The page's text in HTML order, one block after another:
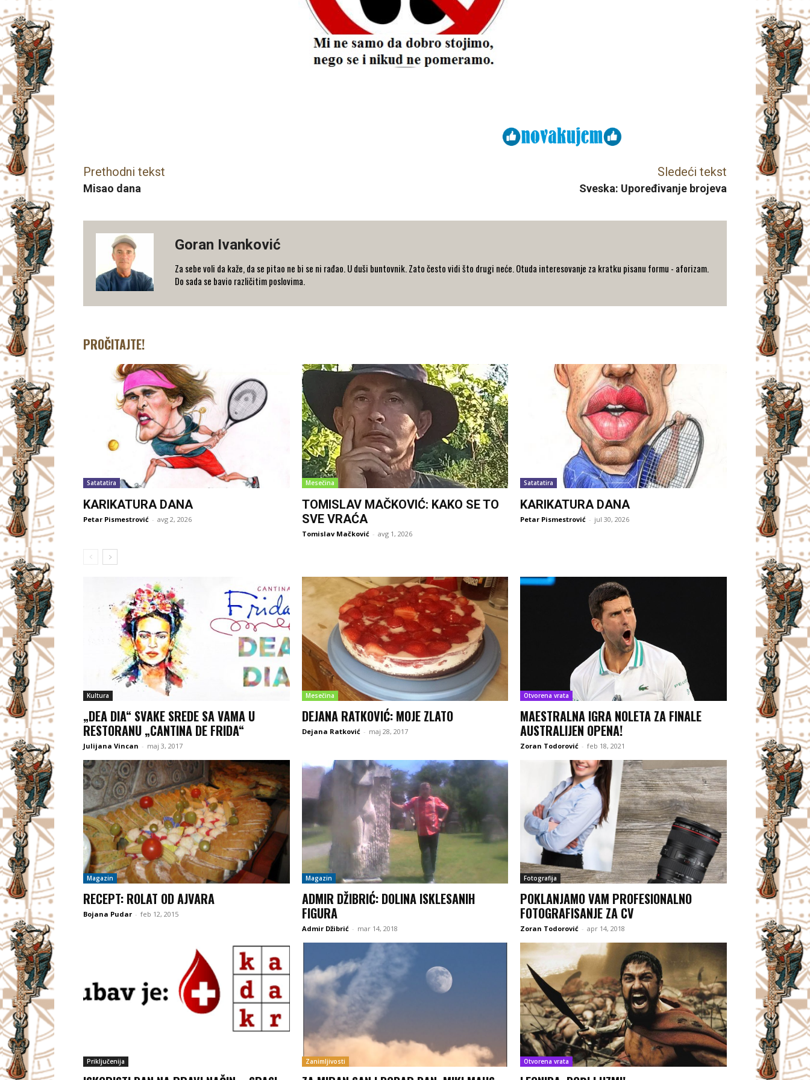
Prethodni tekst
Misao dana
Sledeći tekst
Sveska: Upoređivanje brojeva
Goran Ivanković
Za sebe voli da kaže, da se pitao ne bi se ni rađao. U duši buntovnik. Zato često vidi što drugi neće. Otuda interesovanje za kratku pisanu formu - aforizam.
Do sada se bavio različitim poslovima.
PROČITAJTE!
Satatatira
KARIKATURA DANA
Petar Pismestrović - avg 2, 2026
Mesečina
TOMISLAV MAČKOVIĆ: KAKO SE TO
SVE VRAĆA
Tomislav Mačković - avg 1, 2026
Satatatira
KARIKATURA DANA
Petar Pismestrović - jul 30, 2026
Kultura
„DEA DIA“ SVAKE SREDE SA VAMA U
RESTORANU „CANTINA DE FRIDA“
Julijana Vincan - maj 3, 2017
Mesečina
DEJANA RATKOVIĆ: MOJE ZLATO
Dejana Ratković - maj 28, 2017
Otvorena vrata
MAESTRALNA IGRA NOLETA ZA FINALE
AUSTRALIJEN OPENA!
Zoran Todorović - feb 18, 2021
Magazin
RECEPT: ROLAT OD AJVARA
Bojana Pudar - feb 12, 2015
Magazin
ADMIR DŽIBRIĆ: DOLINA ISKLESANIH
FIGURA
Admir Džibrić - mar 14, 2018
Fotografija
POKLANJAMO VAM PROFESIONALNO
FOTOGRAFISANJE ZA CV
Zoran Todorović - apr 14, 2018
Priključenija Zanimljivosti Otvorena vrata